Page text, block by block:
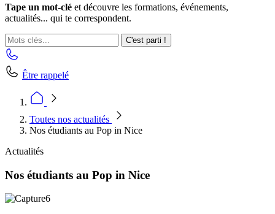
Tape un mot-clé et découvre les formations, événements,
actualités... qui te correspondent.
C'est parti !
Être rappelé
Toutes nos actualités
Nos étudiants au Pop in Nice
Actualités
Nos étudiants au Pop in Nice